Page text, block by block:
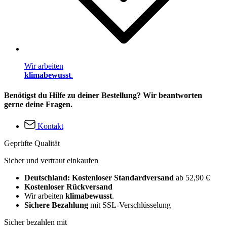
Wir arbeiten
klimabewusst.
Benötigst du Hilfe zu deiner Bestellung? Wir beantworten
gerne deine Fragen.
Kontakt
Geprüfte Qualität
Sicher und vertraut einkaufen
Deutschland: Kostenloser Standardversand ab 52,90 €
Kostenloser Rückversand
Wir arbeiten klimabewusst.
Sichere Bezahlung mit SSL-Verschlüsselung
Sicher bezahlen mit